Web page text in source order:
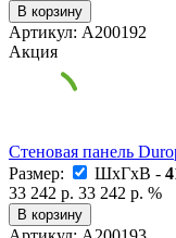
В корзину
Артикул: А200192
Акция
Стеновая панель
Размер:
ШxГxВ -
33 242 р. 33 242 р. %
В корзину